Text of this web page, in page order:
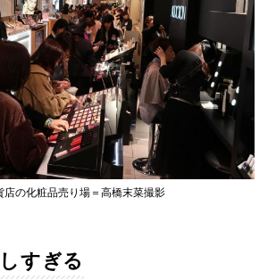
店の化粧品売り場＝高橋末菜撮影
すぎる